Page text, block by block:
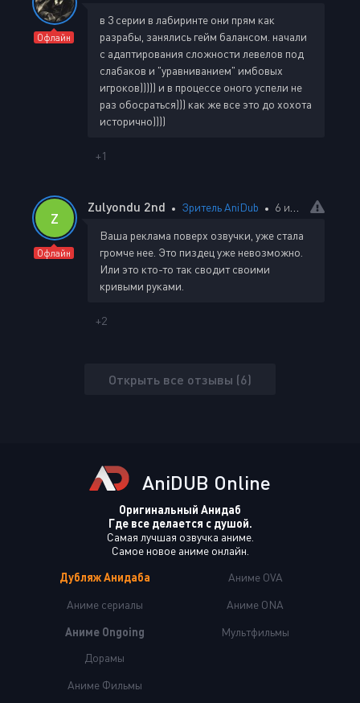
Офлайн
в 3 серии в лабиринте они прям как
разрабы, занялись гейм балансом. начали
с адаптирования сложности левелов под
слабаков и "уравниванием" имбовых
игроков))))) и в процессе оного успели не
раз обосраться))) как же все это до хохота
исторично))))
+1
Z
Офлайн
Zulyondu 2nd Зритель AniDub 6 июня 2026 15:02
Ваша реклама поверх озвучки, уже стала
громче нее. Это пиздец уже невозможно.
Или это кто-то так сводит своими
кривыми руками.
+2
Открыть все отзывы (6)
AniDUB Online
Оригинальный Анидаб
Где все делается с душой.
Самая лучшая озвучка аниме.
Самое новое аниме онлайн.
Дубляж Анидаба
Аниме сериалы
Аниме Ongoing
Аниме OVA
Аниме ONA
Мультфильмы
Дорамы
Аниме Фильмы